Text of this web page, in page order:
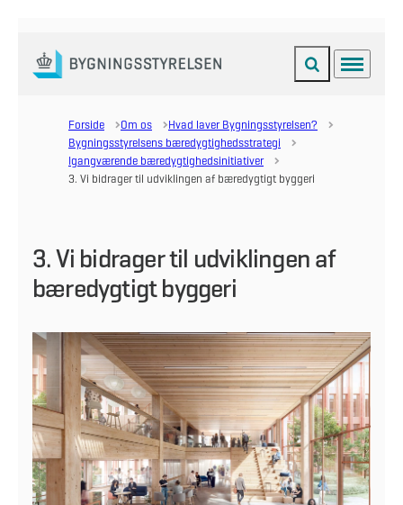
Gå til forsiden Fold søgefelt ud
Menu
Forside Om os
Hvad laver Bygningsstyrelsen?
Bygningsstyrelsens bæredygtighedsstrategi
Igangværende bæredygtighedsinitiativer
3. Vi bidrager til udviklingen af bæredygtigt byggeri
3. Vi bidrager til udviklingen af
bæredygtigt byggeri